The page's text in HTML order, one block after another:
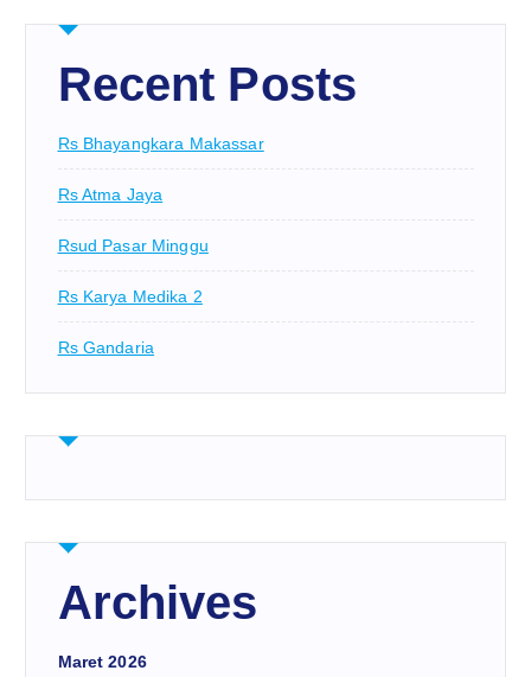
Recent Posts
Rs Bhayangkara Makassar
Rs Atma Jaya
Rsud Pasar Minggu
Rs Karya Medika 2
Rs Gandaria
Archives
Maret 2026